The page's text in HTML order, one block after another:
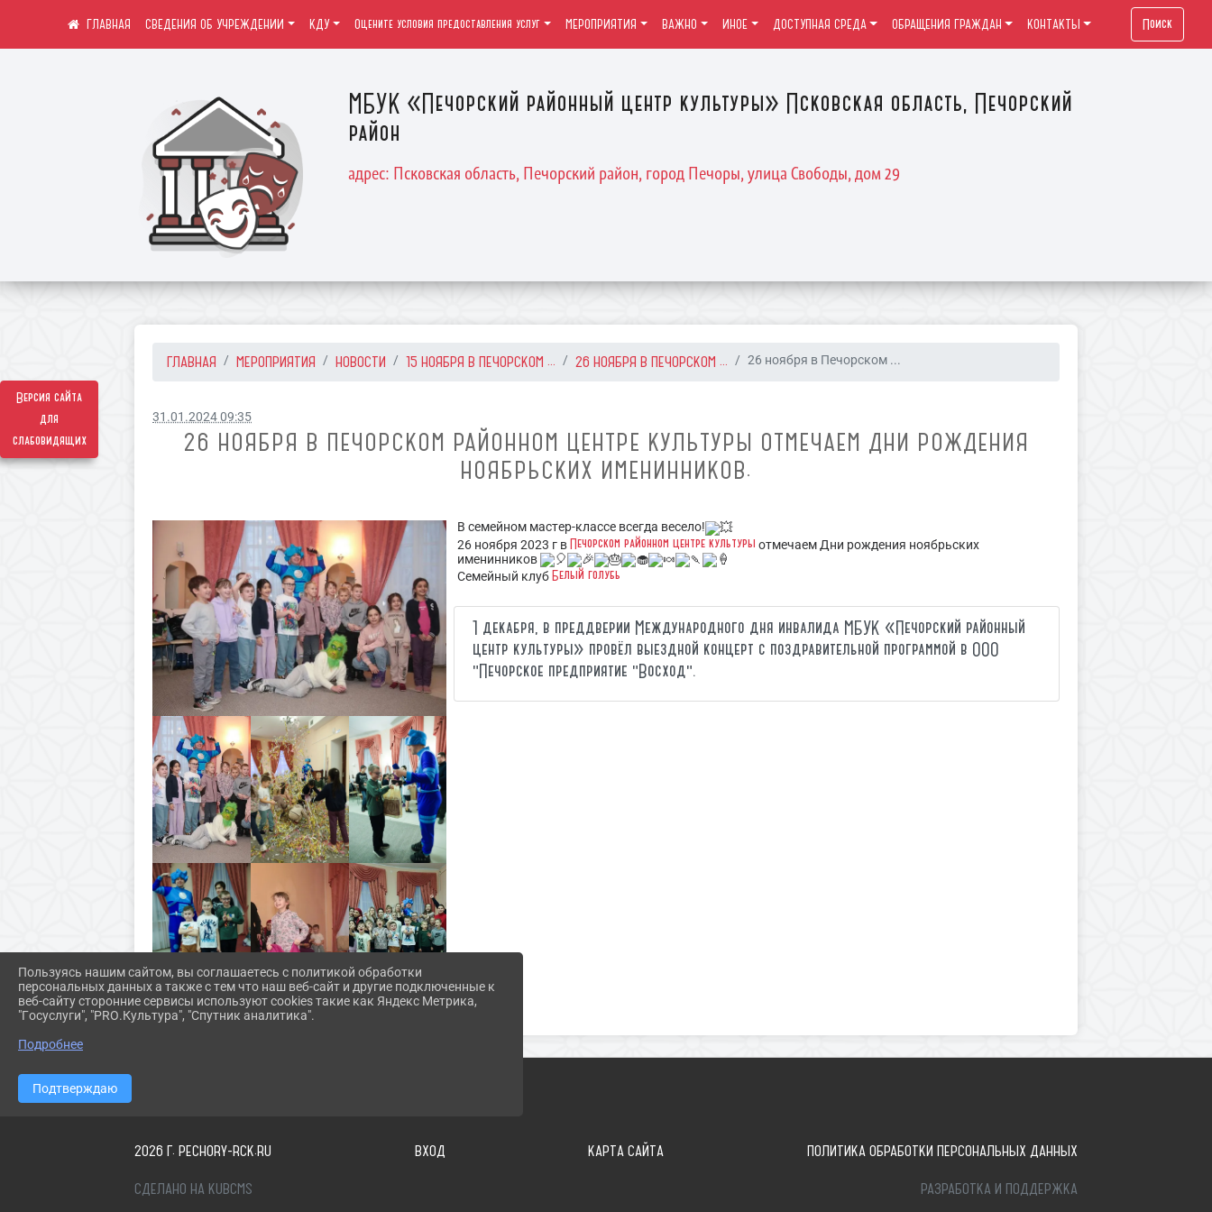
Версия сайта
для
слабовидящих
МБУК «Печорский районный центр культуры» Псковская область, Печорский
район
адрес: Псковская область, Печорский район, город Печоры, улица Свободы, дом 29
СВЕДЕНИЯ ОБ УЧРЕЖДЕНИИ КДУ Оцените условия предоставления услуг МЕРОПРИЯТИЯ ВАЖНО ИНОЕ ДОСТУПНАЯ СРЕДА ОБРАЩЕНИЯ ГРАЖДАН КОНТАКТЫ Поиск
ГЛАВНАЯ МЕРОПРИЯТИЯ НОВОСТИ 15 НОЯБРЯ В ПЕЧОРСКОМ ... 26 НОЯБРЯ В ПЕЧОРСКОМ ... 26 ноября в Печорском ...
31.01.2024 09:35
26 НОЯБРЯ В ПЕЧОРСКОМ РАЙОННОМ ЦЕНТРЕ КУЛЬТУРЫ ОТМЕЧАЕМ ДНИ РОЖДЕНИЯ
НОЯБРЬСКИХ ИМЕНИННИКОВ.
В семейном мастер-классе всегда весело!
26 ноября 2023 г в Печорском районном центре культуры отмечаем Дни рождения ноябрьских
именинников
Семейный клуб Белый голубь
1 декабря, в преддверии Международного дня инвалида МБУК «Печорский районный
центр культуры» провёл выездной концерт с поздравительной программой в ООО
"Печорское предприятие "Восход".
2026 Г. PECHORY-RCK.RU ВХОД КАРТА САЙТА ПОЛИТИКА ОБРАБОТКИ ПЕРСОНАЛЬНЫХ ДАННЫХ
СДЕЛАНО НА KUBCMS РАЗРАБОТКА И ПОДДЕРЖКА
Пользуясь нашим сайтом, вы соглашаетесь с политикой обработки
персональных данных а также с тем что наш веб-сайт и другие подключенные к
веб-сайту сторонние сервисы используют cookies такие как Яндекс Метрика,
"Госуслуги", "PRO.Культура", "Спутник аналитика".
Подробнее
Подтверждаю